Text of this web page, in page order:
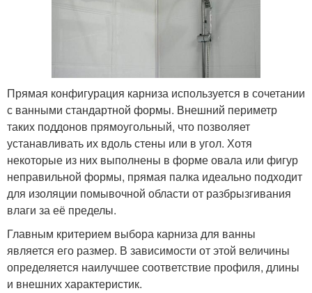
Прямая конфигурация карниза используется в сочетании
с ванными стандартной формы. Внешний периметр
таких поддонов прямоугольный, что позволяет
устанавливать их вдоль стены или в угол. Хотя
некоторые из них выполнены в форме овала или фигур
неправильной формы, прямая палка идеально подходит
для изоляции помывочной области от разбрызгивания
влаги за её пределы.
Главным критерием выбора карниза для ванны
является его размер. В зависимости от этой величины
определяется наилучшее соответствие профиля, длины
и внешних характеристик.